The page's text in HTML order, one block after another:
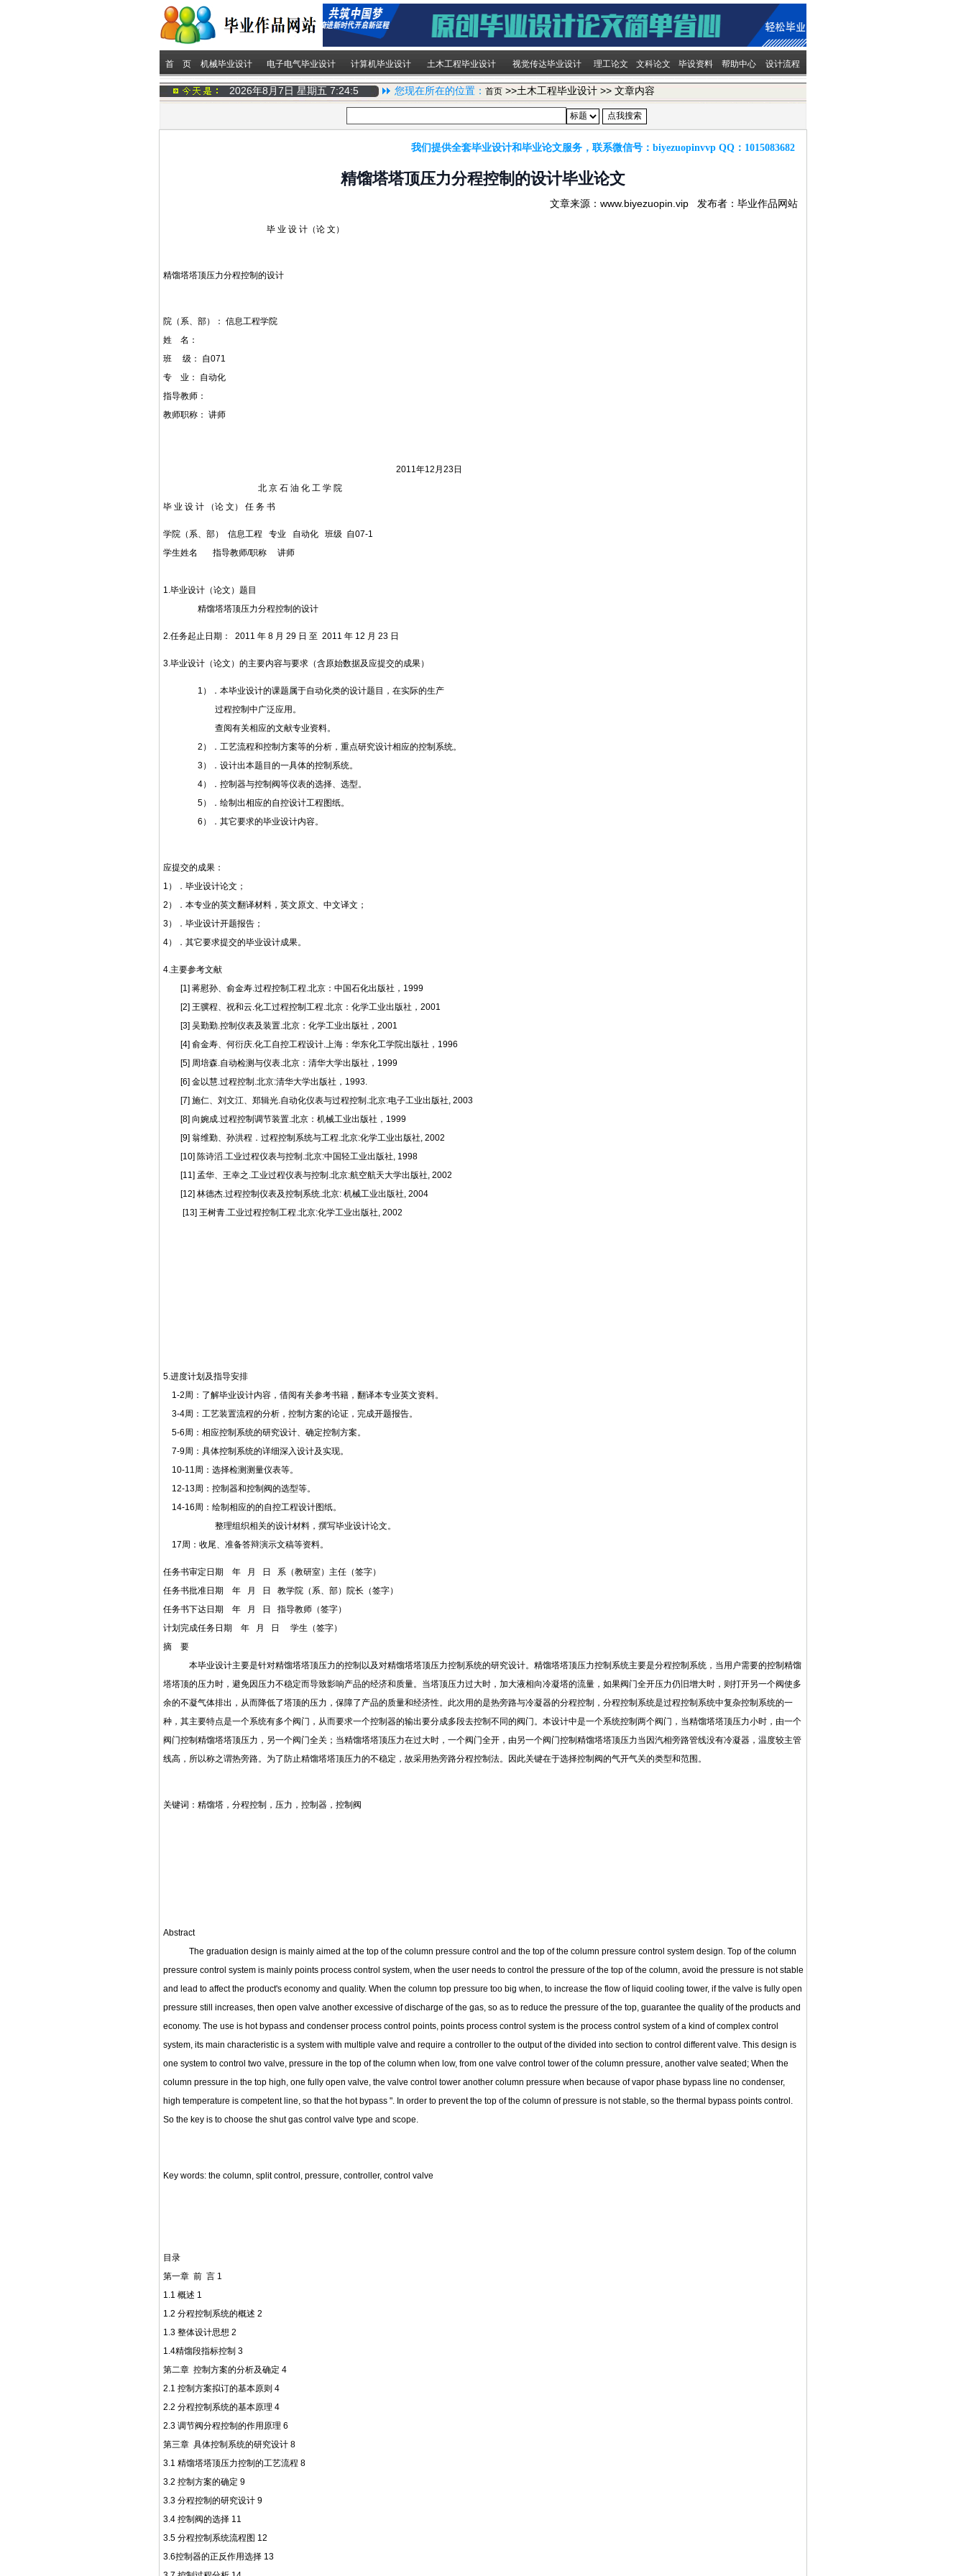
首 页 机械毕业设计 电子电气毕业设计 计算机毕业设计 土木工程毕业设计 视觉传达毕业设计 理工论文 文科论文 毕设资料 帮助中心 设计流程
2026年8月7日 星期五 7:24:5 您现在所在的位置： 首页 >>土木工程毕业设计 >> 文章内容
我们提供全套毕业设计和毕业论文服务，联系微信号： biyezuopinvvp QQ： 1015083682
精馏塔塔顶压力分程控制的设计毕业论文
文章来源：www.biyezuopin.vip 发布者：毕业作品网站
毕 业 设 计（论 文）
精馏塔塔顶压力分程控制的设计
院（系、部）： 信息工程学院
姓 名：
班 级： 自071
专 业： 自动化
指导教师：
教师职称： 讲师
2011年12月23日
北 京 石 油 化 工 学 院
毕 业 设 计 （论 文） 任 务 书
学院（系、部） 信息工程 专业 自动化 班级 自07-1
学生姓名 指导教师/职称 讲师
1.毕业设计（论文）题目
精馏塔塔顶压力分程控制的设计
2.任务起止日期： 2011 年 8 月 29 日 至 2011 年 12 月 23 日
3.毕业设计（论文）的主要内容与要求（含原始数据及应提交的成果）
1）．本毕业设计的课题属于自动化类的设计题目，在实际的生产
过程控制中广泛应用。
查阅有关相应的文献专业资料。
2）．工艺流程和控制方案等的分析，重点研究设计相应的控制系统。
3）．设计出本题目的一具体的控制系统。
4）．控制器与控制阀等仪表的选择、选型。
5）．绘制出相应的自控设计工程图纸。
6）．其它要求的毕业设计内容。
应提交的成果：
1）．毕业设计论文；
2）．本专业的英文翻译材料，英文原文、中文译文；
3）．毕业设计开题报告；
4）．其它要求提交的毕业设计成果。
4.主要参考文献
[1] 蒋慰孙、俞金寿.过程控制工程.北京：中国石化出版社，1999
[2] 王骥程、祝和云.化工过程控制工程.北京：化学工业出版社，2001
[3] 吴勤勤.控制仪表及装置.北京：化学工业出版社，2001
[4] 俞金寿、何衍庆.化工自控工程设计.上海：华东化工学院出版社，1996
[5] 周培森.自动检测与仪表.北京：清华大学出版社，1999
[6] 金以慧.过程控制.北京:清华大学出版社，1993.
[7] 施仁、刘文江、郑辑光.自动化仪表与过程控制.北京:电子工业出版社, 2003
[8] 向婉成.过程控制调节装置.北京：机械工业出版社，1999
[9] 翁维勤、孙洪程．过程控制系统与工程.北京:化学工业出版社, 2002
[10] 陈诗滔.工业过程仪表与控制.北京:中国轻工业出版社, 1998
[11] 孟华、王幸之.工业过程仪表与控制.北京:航空航天大学出版社, 2002
[12] 林德杰.过程控制仪表及控制系统.北京: 机械工业出版社, 2004
[13] 王树青.工业过程控制工程.北京:化学工业出版社, 2002
5.进度计划及指导安排
1-2周：了解毕业设计内容，借阅有关参考书籍，翻译本专业英文资料。
3-4周：工艺装置流程的分析，控制方案的论证，完成开题报告。
5-6周：相应控制系统的研究设计、确定控制方案。
7-9周：具体控制系统的详细深入设计及实现。
10-11周：选择检测测量仪表等。
12-13周：控制器和控制阀的选型等。
14-16周：绘制相应的的自控工程设计图纸。
整理组织相关的设计材料，撰写毕业设计论文。
17周：收尾、准备答辩演示文稿等资料。
任务书审定日期 年 月 日 系（教研室）主任（签字）
任务书批准日期 年 月 日 教学院（系、部）院长（签字）
任务书下达日期 年 月 日 指导教师（签字）
计划完成任务日期 年 月 日 学生（签字）
摘 要
本毕业设计主要是针对精馏塔塔顶压力的控制以及对精馏塔塔顶压力控制系统的研究设计。精馏塔塔顶压力控制系统主要是分程控制系统，当用户需要的控制精馏
塔塔顶的压力时，避免因压力不稳定而导致影响产品的经济和质量。当塔顶压力过大时，加大液相向冷凝塔的流量，如果阀门全开压力仍旧增大时，则打开另一个阀使多
余的不凝气体排出，从而降低了塔顶的压力，保障了产品的质量和经济性。此次用的是热旁路与冷凝器的分程控制，分程控制系统是过程控制系统中复杂控制系统的一
种，其主要特点是一个系统有多个阀门，从而要求一个控制器的输出要分成多段去控制不同的阀门。本设计中是一个系统控制两个阀门，当精馏塔塔顶压力小时，由一个
阀门控制精馏塔塔顶压力，另一个阀门全关；当精馏塔塔顶压力在过大时，一个阀门全开，由另一个阀门控制精馏塔塔顶压力当因汽相旁路管线没有冷凝器，温度较主管
线高，所以称之谓热旁路。为了防止精馏塔塔顶压力的不稳定，故采用热旁路分程控制法。因此关键在于选择控制阀的气开气关的类型和范围。
关键词：精馏塔，分程控制，压力，控制器，控制阀
Abstract
The graduation design is mainly aimed at the top of the column pressure control and the top of the column pressure control system design. Top of the column
pressure control system is mainly points process control system, when the user needs to control the pressure of the top of the column, avoid the pressure is not stable
and lead to affect the product's economy and quality. When the column top pressure too big when, to increase the flow of liquid cooling tower, if the valve is fully open
pressure still increases, then open valve another excessive of discharge of the gas, so as to reduce the pressure of the top, guarantee the quality of the products and
economy. The use is hot bypass and condenser process control points, points process control system is the process control system of a kind of complex control
system, its main characteristic is a system with multiple valve and require a controller to the output of the divided into section to control different valve. This design is
one system to control two valve, pressure in the top of the column when low, from one valve control tower of the column pressure, another valve seated; When the
column pressure in the top high, one fully open valve, the valve control tower another column pressure when because of vapor phase bypass line no condenser,
high temperature is competent line, so that the hot bypass ". In order to prevent the top of the column of pressure is not stable, so the thermal bypass points control.
So the key is to choose the shut gas control valve type and scope.
Key words: the column, split control, pressure, controller, control valve
目录
第一章 前 言 1
1.1 概述 1
1.2 分程控制系统的概述 2
1.3 整体设计思想 2
1.4精馏段指标控制 3
第二章 控制方案的分析及确定 4
2.1 控制方案拟订的基本原则 4
2.2 分程控制系统的基本原理 4
2.3 调节阀分程控制的作用原理 6
第三章 具体控制系统的研究设计 8
3.1 精馏塔塔顶压力控制的工艺流程 8
3.2 控制方案的确定 9
3.3 分程控制的研究设计 9
3.4 控制阀的选择 11
3.5 分程控制系统流程图 12
3.6控制器的正反作用选择 13